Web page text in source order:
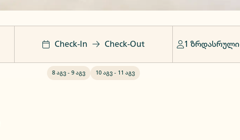
Check-In Check-Out
8 აგვ - 9 აგვ 10 აგვ - 11 აგვ
1 ზრდასრული